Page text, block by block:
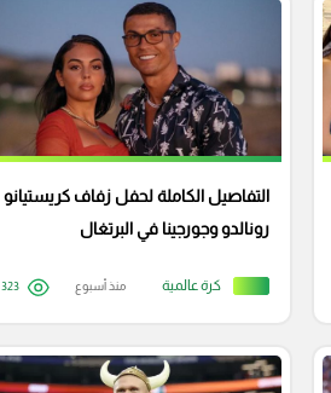
كرة عالمية
التفاصيل الكاملة لحفل زفاف كريستيانو
رونالدو وجورجينا في البرتغال
منذ أسبوع 323